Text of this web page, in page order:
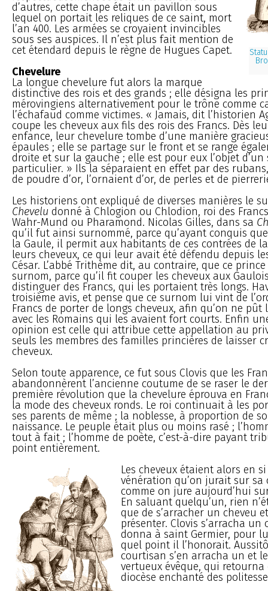
d’autres, cette chape était un pavillon sous
lequel on portait les reliques de ce saint, mort
l’an 400. Les armées se croyaient invincibles
sous ses auspices. Il n’est plus fait mention de
cet étendard depuis le règne de Hugues Capet.
Chevelure
La longue chevelure fut alors la marque
distinctive des rois et des grands ; elle désigna les
mérovingiens alternativement pour le trône comme
l’échafaud comme victimes. « Jamais, dit l’historien
coupe les cheveux aux fils des rois des Francs. Dès
enfance, leur chevelure tombe d’une manière
épaules ; elle se partage sur le front et se range
droite et sur la gauche ; elle est pour eux l’objet
particulier. » Ils la séparaient en effet par des
de poudre d’or, l’ornaient d’or, de perles et de
Les historiens ont expliqué de diverses manières le
Chevelu donné à Chlogion ou Chlodion, roi des
Wahr-Mund ou Pharamond. Nicolas Gilles, dans sa
qu’il fut ainsi surnommé, parce qu’ayant conquis
la Gaule, il permit aux habitants de ces contrées de
leurs cheveux, ce qui leur avait été défendu depuis
César. L’abbé Trithème dit, au contraire, que ce
surnom, parce qu’il fit couper les cheveux aux
distinguer des Francs, qui les portaient très longs.
troisième avis, et pense que ce surnom lui vint de
Francs de porter de longs cheveux, afin qu’on ne pût
avec les Romains qui les avaient fort courts. Enfin
opinion est celle qui attribue cette appellation au
seuls les membres des familles princières de laisser
cheveux.
Selon toute apparence, ce fut sous Clovis que les
abandonnèrent l’ancienne coutume de se raser le
première révolution que la chevelure éprouva en
la mode des cheveux ronds. Le roi continuait à les
ses parents de même ; la noblesse, à proportion de
naissance. Le peuple était plus ou moins rasé ;
tout à fait ; l’homme de poète, c’est-à-dire payant
point entièrement.
Les cheveux étaient alors en
vénération qu’on jurait sur sa
comme on jure aujourd’hui
En saluant quelqu’un, rien
que de s’arracher un cheveu
présenter. Clovis s’arracha un
donna à saint Germier, pour
quel point il l’honorait.
courtisan s’en arracha un et
vertueux évêque, qui retourna
diocèse enchanté des